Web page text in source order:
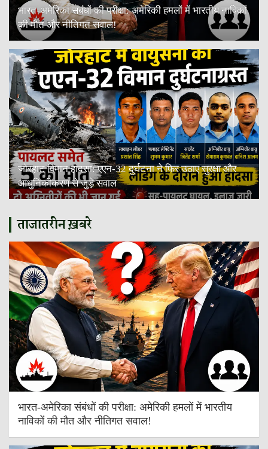
भारत-अमेरिका संबंधों की परीक्षा: अमेरिकी हमलों में भारतीय नाविकों
की मौत और नीतिगत सवाल!
जोरहाट विमान हादसा: एएन-32 दुर्घटना ने फिर उठाए सुरक्षा और
आधुनिकीकरण से जुड़े सवाल
ताजातरीन ख़बरे
भारत-अमेरिका संबंधों की परीक्षा: अमेरिकी हमलों में भारतीय
नाविकों की मौत और नीतिगत सवाल!